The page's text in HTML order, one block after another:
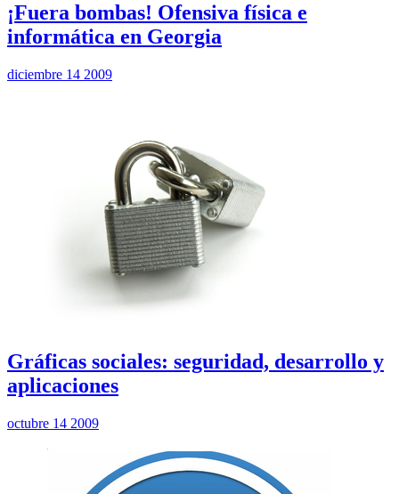
¡Fuera bombas! Ofensiva física e
informática en Georgia
diciembre 14 2009
Gráficas sociales: seguridad, desarrollo y
aplicaciones
octubre 14 2009